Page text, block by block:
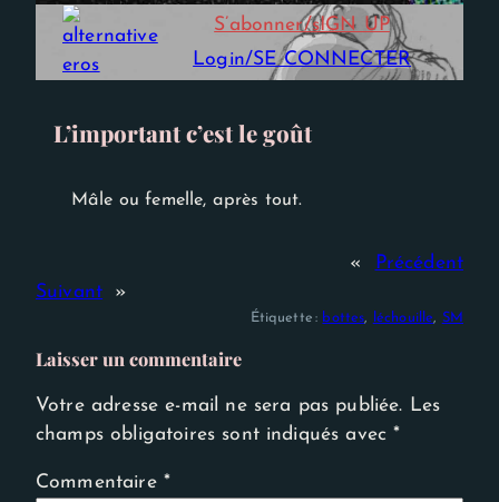
S’abonner/sIGN UP
Login/SE CONNECTER
L’important c’est le goût
Mâle ou femelle, après tout.
«
Précédent
Suivant
»
Étiquette : bottes, léchouille, SM
Laisser un commentaire
Votre adresse e-mail ne sera pas publiée. Les
champs obligatoires sont indiqués avec*
Commentaire *
Experience
Afin que notre
site Web
fonctionne
aussi bien que
de votre
visite. Si vous
certaines